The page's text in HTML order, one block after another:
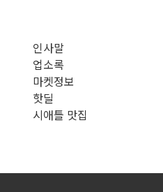
인사말
업소록
마켓정보
핫딜
시애틀 맛집